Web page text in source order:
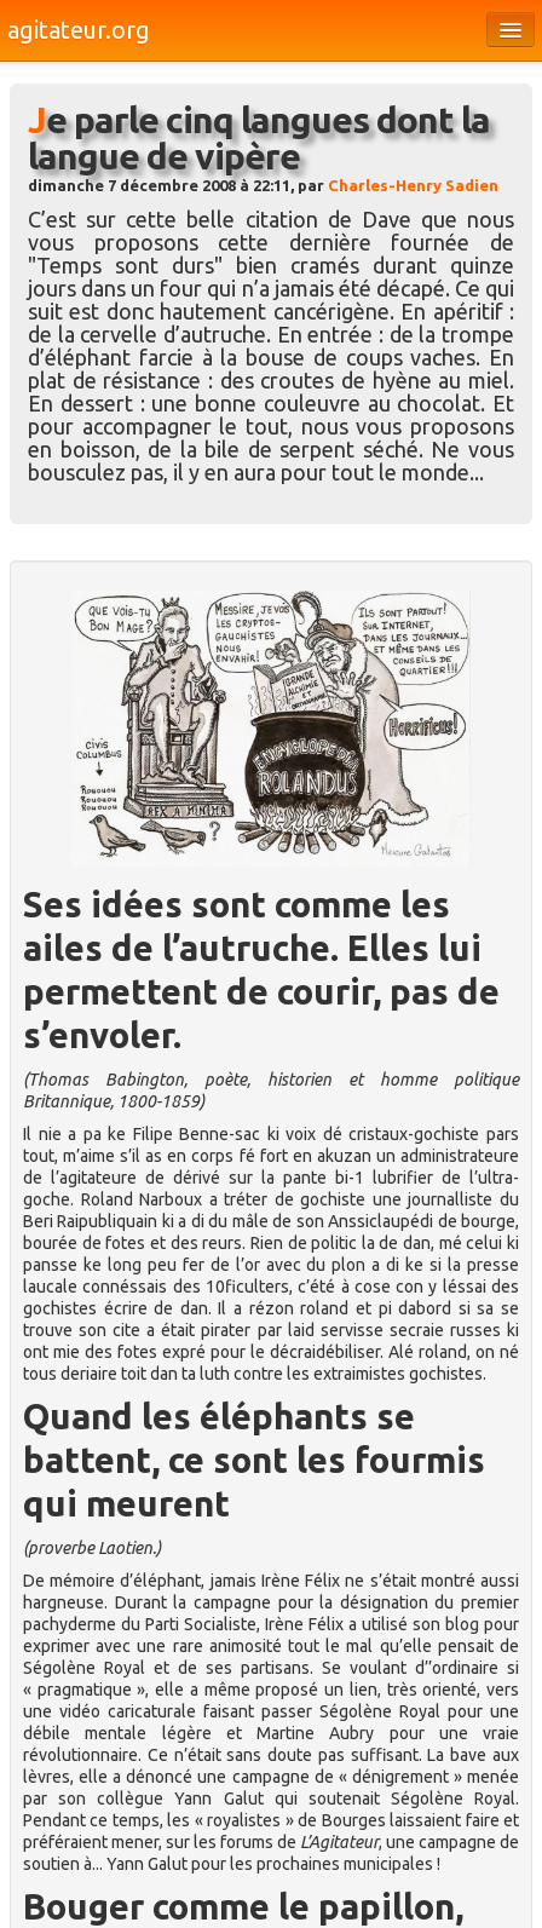
agitateur.org
Bourges & le Cher
Société
Culture
Médias
Dossiers
Brèves
Je parle cinq langues dont la
langue de vipère
dimanche 7 décembre 2008 à 22:11, par Charles-Henry Sadien
C’est sur cette belle citation de Dave que nous
vous proposons cette dernière fournée de
"Temps sont durs" bien cramés durant quinze
jours dans un four qui n’a jamais été décapé. Ce qui
suit est donc hautement cancérigène. En apéritif :
de la cervelle d’autruche. En entrée : de la trompe
d’éléphant farcie à la bouse de coups vaches. En
plat de résistance : des croutes de hyène au miel.
En dessert : une bonne couleuvre au chocolat. Et
pour accompagner le tout, nous vous proposons
en boisson, de la bile de serpent séché. Ne vous
bousculez pas, il y en aura pour tout le monde...
Ses idées sont comme les
ailes de l’autruche. Elles lui
permettent de courir, pas de
s’envoler.
(Thomas Babington, poète, historien et homme politique
Britannique, 1800-1859)
Il nie a pa ke Filipe Benne-sac ki voix dé cristaux-gochiste pars
tout, m’aime s’il as en corps fé fort en akuzan un administrateure
de l’agitateure de dérivé sur la pante bi-1 lubrifier de l’ultra-
goche. Roland Narboux a tréter de gochiste une journalliste du
Beri Raipubliquain ki a di du mâle de son Anssiclaupédi de bourge,
bourée de fotes et des reurs. Rien de politic la de dan, mé celui ki
pansse ke long peu fer de l’or avec du plon a di ke si la presse
laucale connéssais des 10ficulters, c’été à cose con y léssai des
gochistes écrire de dan. Il a rézon roland et pi dabord si sa se
trouve son cite a était pirater par laid servisse secraie russes ki
ont mie des fotes expré pour le décraidébiliser. Alé roland, on né
tous deriaire toit dan ta luth contre les extraimistes gochistes.
Quand les éléphants se
battent, ce sont les fourmis
qui meurent
(proverbe Laotien.)
De mémoire d’éléphant, jamais Irène Félix ne s’était montré aussi
hargneuse. Durant la campagne pour la désignation du premier
pachyderme du Parti Socialiste, Irène Félix a utilisé son blog pour
exprimer avec une rare animosité tout le mal qu’elle pensait de
Ségolène Royal et de ses partisans. Se voulant d’’ordinaire si
« pragmatique », elle a même proposé un lien, très orienté, vers
une vidéo caricaturale faisant passer Ségolène Royal pour une
débile mentale légère et Martine Aubry pour une vraie
révolutionnaire. Ce n’était sans doute pas suffisant. La bave aux
lèvres, elle a dénoncé une campagne de « dénigrement » menée
par son collègue Yann Galut qui soutenait Ségolène Royal.
Pendant ce temps, les « royalistes » de Bourges laissaient faire et
préféraient mener, sur les forums de L’Agitateur, une campagne de
soutien à... Yann Galut pour les prochaines municipales !
Bouger comme le papillon,